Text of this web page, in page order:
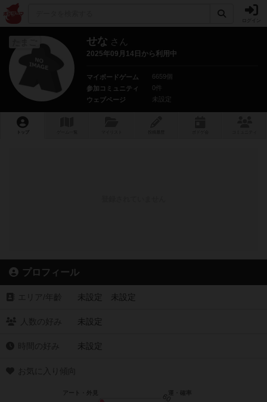
せな さん
2025年09月14日から利用中
マイボードゲーム
6659個
参加コミュニティ
0件
ウェブページ
未設定
トップ
プロフィール
未設定 未設定
未設定
未設定